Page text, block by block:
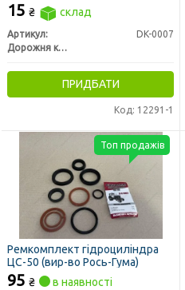
15 ₴ склад
Артикул:
DK-0007
Дорожня карта
ПРИДБАТИ
Код: 12291-1
Ремкомплект гідроциліндра
ЦС-50 (вир-во Рось-Гума)
95 ₴ в наявності
Топ продажів